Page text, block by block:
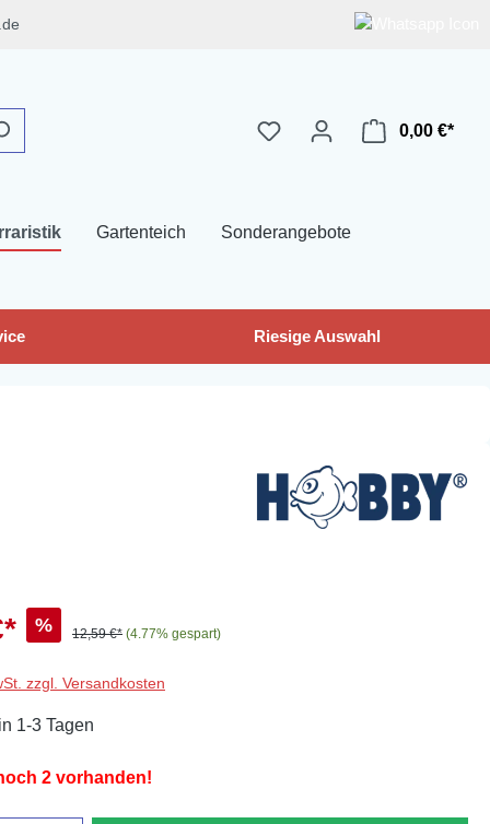
0,00 €*
Gartenteich Sonderangebote
Riesige Auswahl
% 12,59 €* (4.77% gespart)
zzgl. Versandkosten
1-3 Tagen
2 vorhanden!